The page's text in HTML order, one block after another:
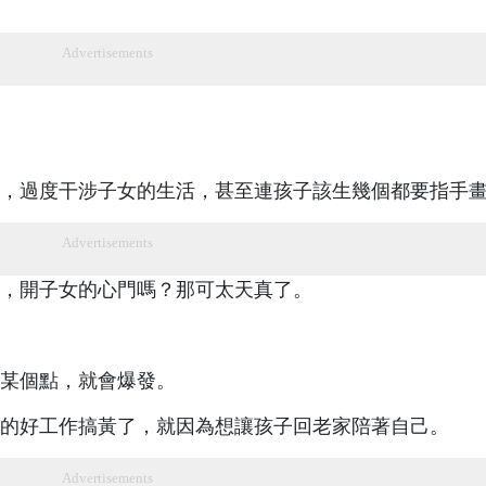
Advertisements
過度干涉子女的生活，甚至連孩子該生幾個都要指手
Advertisements
開子女的心門嗎？那可太天真了。
個點，就會爆發。
好工作搞黃了，就因為想讓孩子回老家陪著自己。
Advertisements